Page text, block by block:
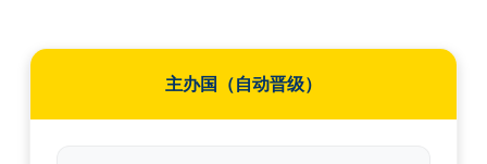
主办国（自动晋级）